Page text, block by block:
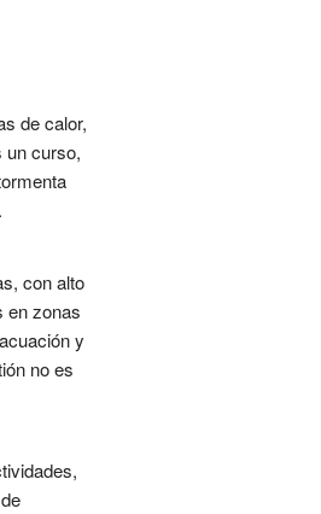
de calor,
un curso,
con alto
en zonas
y
no es